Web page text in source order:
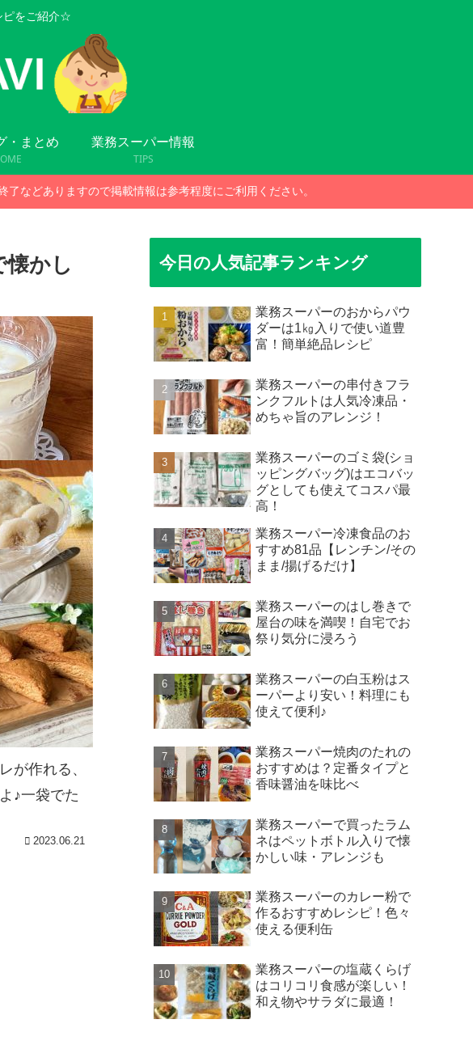
ピをご紹介☆
・まとめ
業務スーパー情報
TIPS
などありますので掲載情報は参考程度にご利用ください。
かし
が作れる、
♪一袋でた
2023.06.21
今日の人気記事ランキング
業務スーパーのおからパウ
ダーは1㎏入りで使い道豊
富！簡単絶品レシピ
業務スーパーの串付きフラ
ンクフルトは人気冷凍品・
めちゃ旨のアレンジ！
業務スーパーのゴミ袋(ショ
ッピングバッグ)はエコバッ
グとしても使えてコスパ最
高！
業務スーパー冷凍食品のお
すすめ81品【レンチン/その
まま/揚げるだけ】
業務スーパーのはし巻きで
屋台の味を満喫！自宅でお
祭り気分に浸ろう
業務スーパーの白玉粉はス
ーパーより安い！料理にも
使えて便利♪
業務スーパー焼肉のたれの
おすすめは？定番タイプと
香味醤油を味比べ
業務スーパーで買ったラム
ネはペットボトル入りで懐
かしい味・アレンジも
業務スーパーのカレー粉で
作るおすすめレシピ！色々
使える便利缶
業務スーパーの塩蔵くらげ
はコリコリ食感が楽しい！
和え物やサラダに最適！